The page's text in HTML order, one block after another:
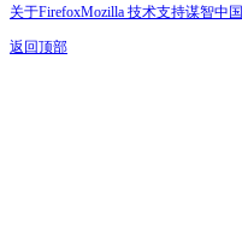
关于FirefoxMozilla 技术支持谋智中国
返回顶部